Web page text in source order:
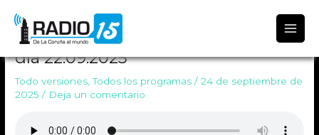
TODO VERSIONES 2020 Emitido el
día 22.09.2025
Todo versiones ,Todos los programas /24 de septiembre de
2025/ Deja un comentario